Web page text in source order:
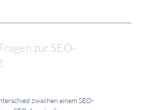
zur SEO-
zwischen einem SEO-